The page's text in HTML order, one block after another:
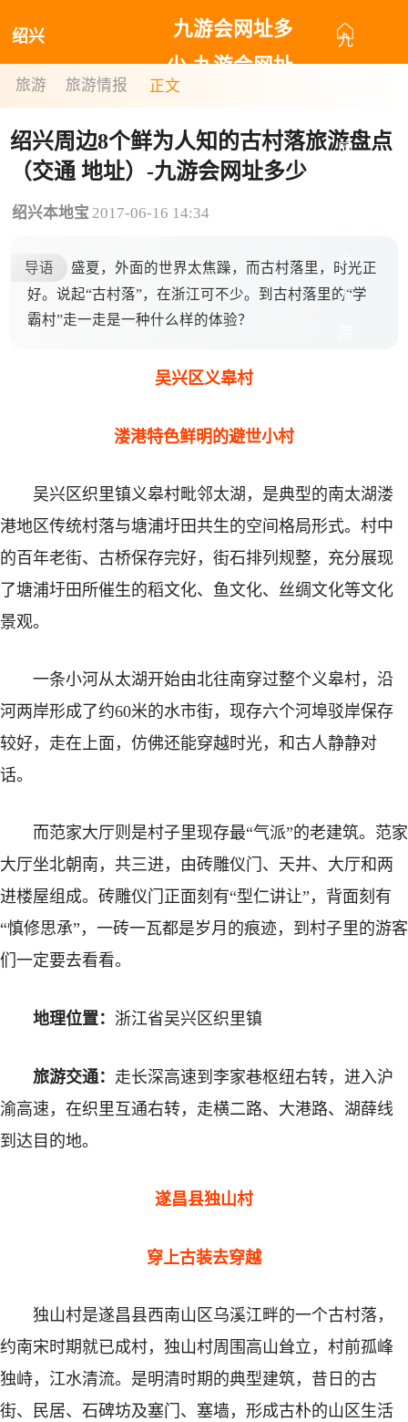
绍兴 九
网
少-
九
新
九游会网址多
少-九游会网址
旅游 旅游情报 正文
绍兴周边8个鲜为人知的古村落旅游盘点
（交通 地址）-九游会网址多少
绍兴本地宝2017-06-16 14:34
导语
盛夏，外面的世界太焦躁，而古村落里，时光正
好。说起“古村落”，在浙江可不少。到古村落里的“学
霸村”走一走是一种什么样的体验？
吴兴区义皋村
溇港特色鲜明的避世小村
吴兴区织里镇义皋村毗邻太湖，是典型的南太湖溇
港地区传统村落与塘浦圩田共生的空间格局形式。村中
的百年老街、古桥保存完好，街石排列规整，充分展现
了塘浦圩田所催生的稻文化、鱼文化、丝绸文化等文化
景观。
一条小河从太湖开始由北往南穿过整个义皋村，沿
河两岸形成了约60米的水市街，现存六个河埠驳岸保存
较好，走在上面，仿佛还能穿越时光，和古人静静对
话。
而范家大厅则是村子里现存最“气派”的老建筑。范家
大厅坐北朝南，共三进，由砖雕仪门、天井、大厅和两
进楼屋组成。砖雕仪门正面刻有“型仁讲让”，背面刻有
“慎修思承”，一砖一瓦都是岁月的痕迹，到村子里的游客
们一定要去看看。
地理位置： 浙江省吴兴区织里镇
旅游交通： 走长深高速到李家巷枢纽右转，进入沪
渝高速，在织里互通右转，走横二路、大港路、湖薛线
到达目的地。
遂昌县独山村
穿上古装去穿越
独山村是遂昌县西南山区乌溪江畔的一个古村落，
约南宋时期就已成村，独山村周围高山耸立，村前孤峰
独峙，江水清流。是明清时期的典型建筑，昔日的古
街、民居、石碑坊及塞门、塞墙，形成古朴的山区生活